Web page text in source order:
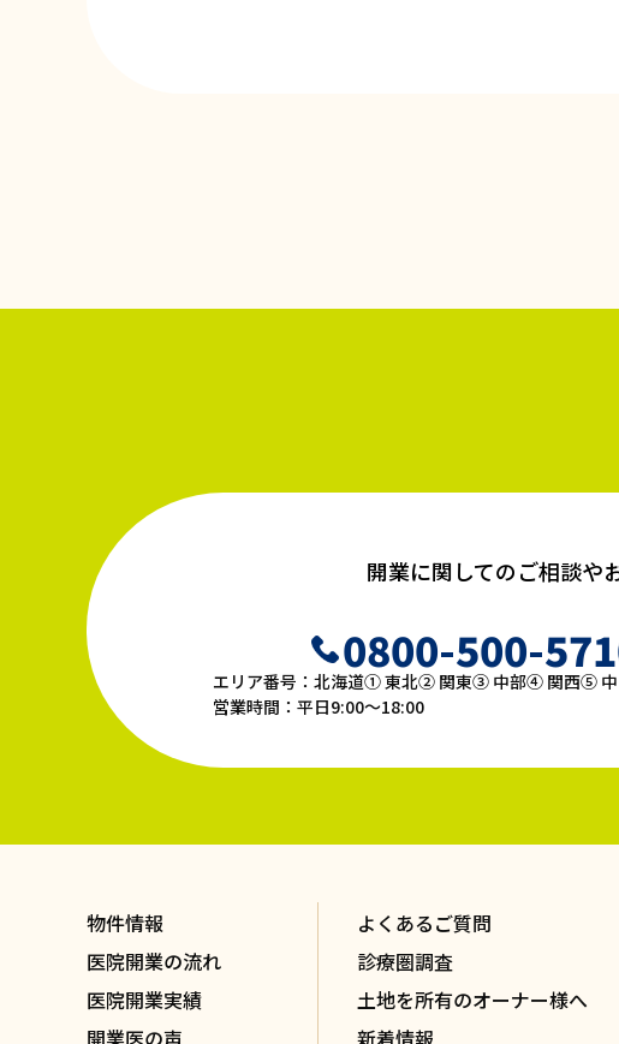
開業に関してのご相談や
0800-500-
エリア番号：北海道① 東北② 関東③ 中部④ 関西⑤
営業時間：平日9:00〜18:00
物件情報
医院開業の流れ
医院開業実績
よくあるご質問
診療圏調査
土地を所有のオーナー様へ